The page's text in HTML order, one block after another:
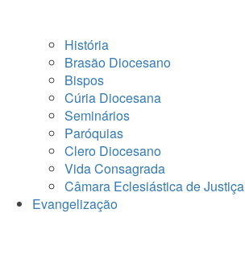
História
Brasão Diocesano
Bispos
Cúria Diocesana
Seminários
Paróquias
Clero Diocesano
Vida Consagrada
Câmara Eclesiástica de Justiça
Evangelização